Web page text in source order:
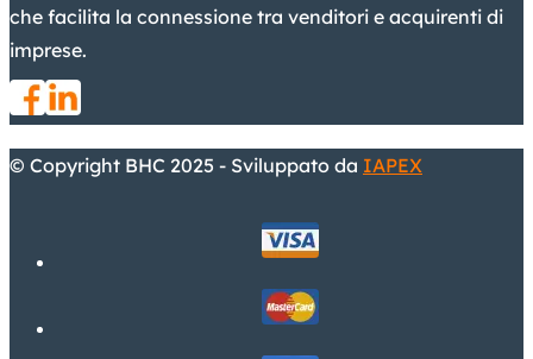
che facilita la connessione tra venditori e acquirenti di
imprese.
© Copyright BHC 2025 - Sviluppato da IAPEX